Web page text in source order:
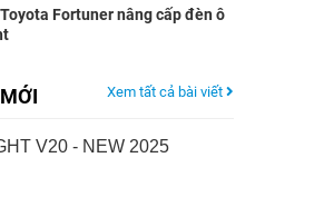
Fortuner nâng cấp đèn ô
Xem tất cả bài viết
V20 - NEW 2025